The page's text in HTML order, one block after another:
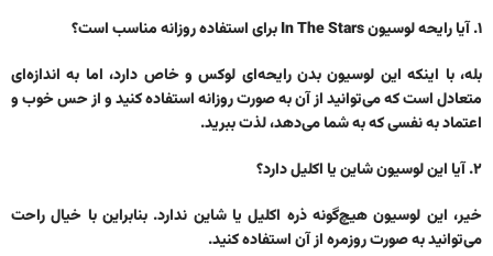
۱. آیا رایحه لوسیون In The Stars برای استفاده روزانه مناسب است؟
بله، با اینکه این لوسیون بدن رایحه‌ای لوکس و خاص دارد، اما به اندازه‌ای
متعادل است که می‌توانید از آن به صورت روزانه استفاده کنید و از حس خوب و
اعتماد به نفسی که به شما می‌دهد، لذت ببرید.
۲. آیا این لوسیون شاین یا اکلیل دارد؟
خیر، این لوسیون هیچ‌گونه ذره اکلیل یا شاین ندارد. بنابراین با خیال راحت
می‌توانید به صورت روزمره از آن استفاده کنید.